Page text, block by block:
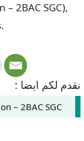
2BAC SGC),
نقدم لكم ايضا :
– 2BAC SGC.